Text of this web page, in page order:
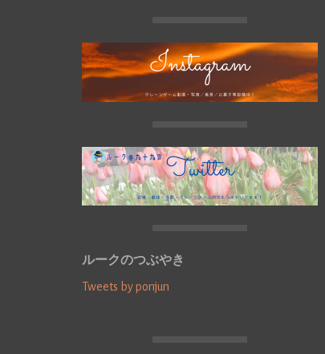
ルークのつぶやき
Tweets by ponjun